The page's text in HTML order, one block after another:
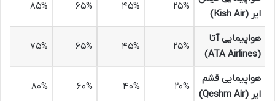
ایر (Kish Air)
۲۵% ۴۵% ۶۵% ۸۵%
هواپیمایی آتا
(ATA Airlines)
۲۵% ۴۵% ۶۵% ۷۵%
هواپیمایی قشم
ایر (Qeshm Air)
۲۰% ۴۰% ۶۰% ۸۰%